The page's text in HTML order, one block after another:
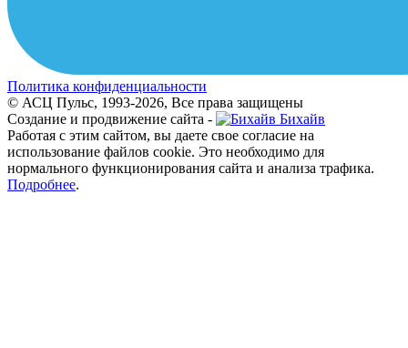
Политика конфиденциальности
© АСЦ Пульс, 1993-2026, Все права защищены
Создание и продвижение сайта -
Бихайв
Работая с этим сайтом, вы даете свое согласие на
использование файлов cookie. Это необходимо для
нормального функционирования сайта и анализа трафика.
Подробнее.